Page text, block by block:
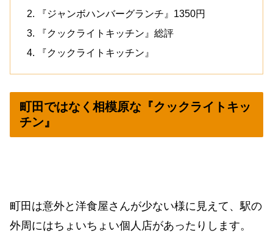
『ジャンボハンバーグランチ』1350円
『クックライトキッチン』総評
『クックライトキッチン』
町田ではなく相模原な『クックライトキッ
チン』
町田は意外と洋食屋さんが少ない様に見えて、駅の
外周にはちょいちょい個人店があったりします。